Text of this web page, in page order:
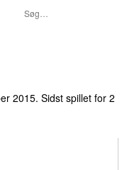
2015. Sidst spillet for 2